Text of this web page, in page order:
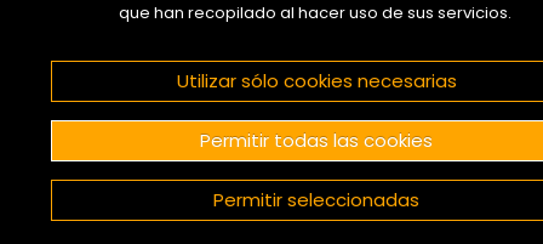
que han recopilado al hacer uso de sus servicios.
Utilizar sólo cookies necesarias
Permitir todas las cookies
Permitir seleccionadas